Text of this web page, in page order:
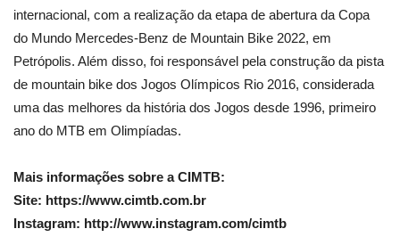
internacional, com a realização da etapa de abertura da Copa
do Mundo Mercedes-Benz de Mountain Bike 2022, em
Petrópolis. Além disso, foi responsável pela construção da pista
de mountain bike dos Jogos Olímpicos Rio 2016, considerada
uma das melhores da história dos Jogos desde 1996, primeiro
ano do MTB em Olimpíadas.
Mais informações sobre a CIMTB:
Site: https://www.cimtb.com.br
Instagram: http://www.instagram.com/cimtb